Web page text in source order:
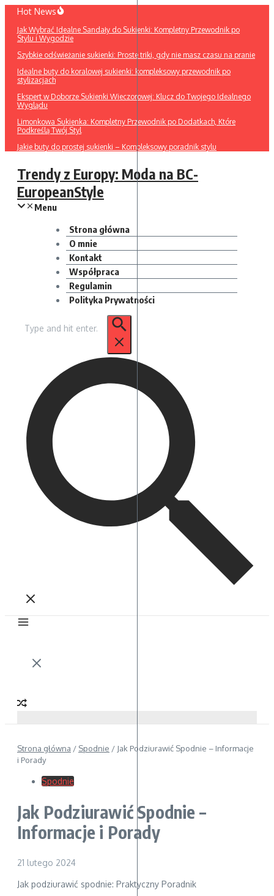
Przejdź
treści
Hot News
Jak Wybrać Idealne Sandały do Sukienki: Kompletny Przewodnik po
Stylu i Wygodzie
Szybkie odświeżanie sukienki: Proste triki, gdy nie masz czasu na pranie
Idealne buty do koralowej sukienki: kompleksowy przewodnik po
stylizacjach
Ekspert w Doborze Sukienki Wieczorowej: Klucz do Twojego Idealnego
Wyglądu
Limonkowa Sukienka: Kompletny Przewodnik po Dodatkach, Które
Podkreślą Twój Styl
Jakie buty do prostej sukienki – Kompleksowy poradnik stylu
Trendy z Europy: Moda na BC-
EuropeanStyle
Menu
Strona główna
O mnie
Kontakt
Współpraca
Regulamin
Polityka Prywatności
Strona główna / Spodnie / Jak Podziurawić Spodnie – Informacje
i Porady
Spodnie
Jak Podziurawić Spodnie –
Informacje i Porady
21 lutego 2024
Jak podziurawić spodnie: Praktyczny Poradnik